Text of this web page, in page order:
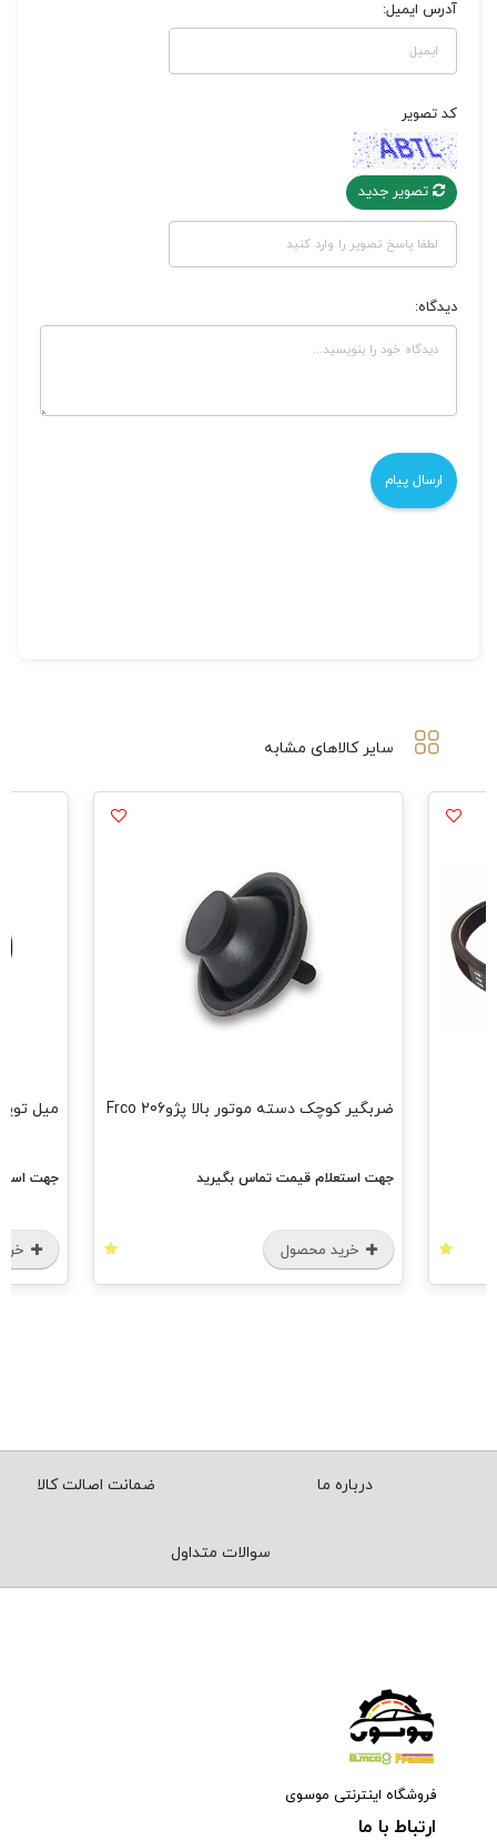
آدرس ایمیل:
کد تصویر
تصویر جدید
دیدگاه:
سایر کالاهای مشابه
ضربگیر کوچک دسته موتور بالا پژو206 Frco
جهت استعلام قیمت تماس بگیرید
خرید محصول
میل توپی پژو
جهت
درباره ما ضمانت اصالت کالا
سوالات متداول
فروشگاه اینترنتی موسوی
ارتباط با ما